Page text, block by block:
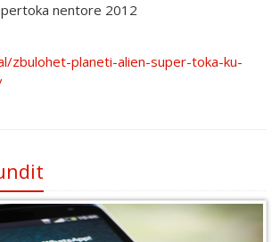
nentore 2012
zbulohet-planeti-alien-super-toka-ku-